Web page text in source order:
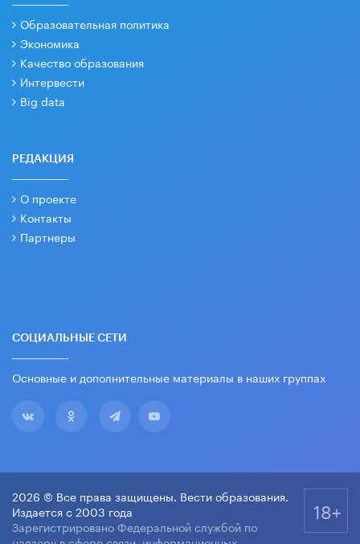
Образовательная политика
Экономика
Качество образования
Интервести
Big data
РЕДАКЦИЯ
О проекте
Контакты
Партнеры
СОЦИАЛЬНЫЕ СЕТИ
Основные и дополнительные материалы в наших группах
2026 © Все права защищены. Вести образования.
Издается с 2003 года
Зарегистрировано Федеральной службой по
18+